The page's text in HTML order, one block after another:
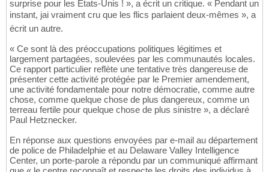
surprise pour les États-Unis ! », a écrit un critique. « Pendant un
instant, jai vraiment cru que les flics parlaient deux-mêmes », a
écrit un autre.
« Ce sont là des préoccupations politiques légitimes et
largement partagées, soulevées par les communautés locales.
Ce rapport particulier reflète une tentative très dangereuse de
présenter cette activité protégée par le Premier amendement,
une activité fondamentale pour notre démocratie, comme autre
chose, comme quelque chose de plus dangereux, comme un
terreau fertile pour quelque chose de plus sinistre », a déclaré
Paul Hetznecker.
En réponse aux questions envoyées par e-mail au département
de police de Philadelphie et au Delaware Valley Intelligence
Center, un porte-parole a répondu par un communiqué affirmant